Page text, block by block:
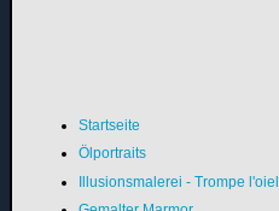
Startseite
Ölportraits
Illusionsmalerei - Trompe l'oiel